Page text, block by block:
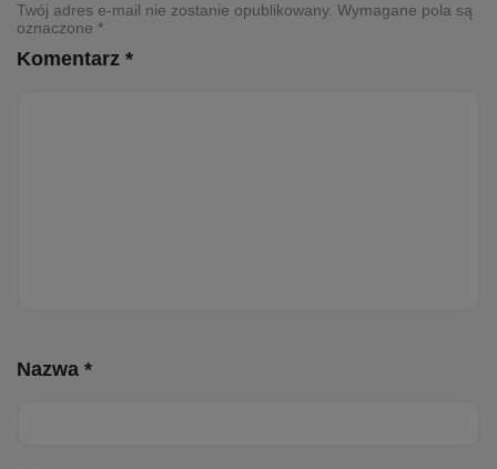
Twój adres e-mail nie zostanie opublikowany. Wymagane pola są
oznaczone *
Komentarz *
Nazwa *